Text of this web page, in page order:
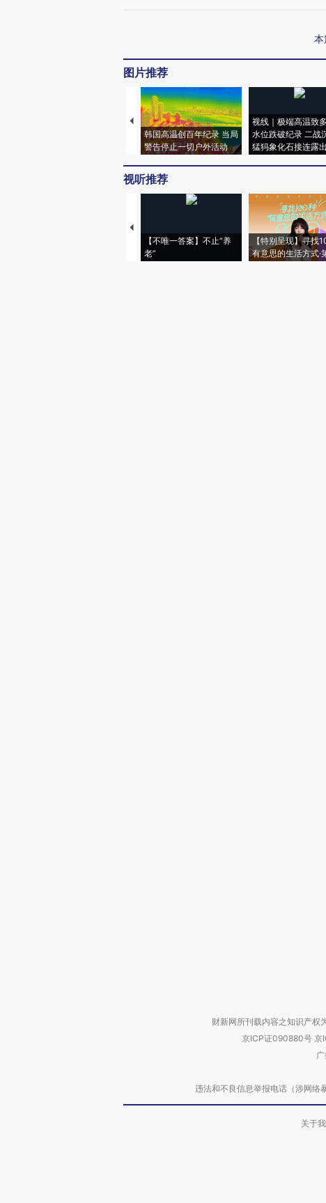
本
图片推荐
韩国高温创百年纪录 当局
警告停止一切户外活动
视线｜极端高温致
水位跌破纪录 二战
猛犸象化石接连露出
视听推荐
【不唯一答案】不止“养
老”
【特别呈现】寻找
有意思的生活方式·
财新网所刊载内容之知识产权
京ICP证090880号 京
违法和不良信息举报电话（涉网
关于